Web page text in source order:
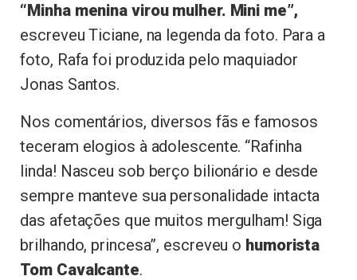
“Minha menina virou mulher. Mini me”,
escreveu Ticiane, na legenda da foto. Para a
foto, Rafa foi produzida pelo maquiador
Jonas Santos.
Nos comentários, diversos fãs e famosos
teceram elogios à adolescente. “Rafinha
linda! Nasceu sob berço bilionário e desde
sempre manteve sua personalidade intacta
das afetações que muitos mergulham! Siga
brilhando, princesa”, escreveu o humorista
Tom Cavalcante.